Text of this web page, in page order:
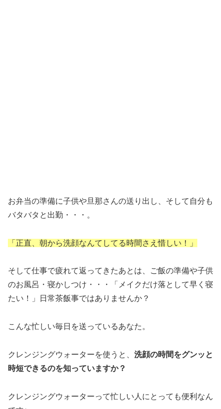
お弁当の準備に子供や旦那さんの送り出し、そして自分も
バタバタと出勤・・・。
「正直、朝から洗顔なんてしてる時間さえ惜しい！」
そして仕事で疲れて返ってきたあとは、ご飯の準備や子供
のお風呂・寝かしつけ・・・「メイクだけ落として早く寝
たい！」日常茶飯事ではありませんか？
こんな忙しい毎日を送っているあなた。
クレンジングウォーターを使うと、 洗顔の時間をグンッと
時短できるのを知っていますか？
クレンジングウォーターって忙しい人にとっても便利なん